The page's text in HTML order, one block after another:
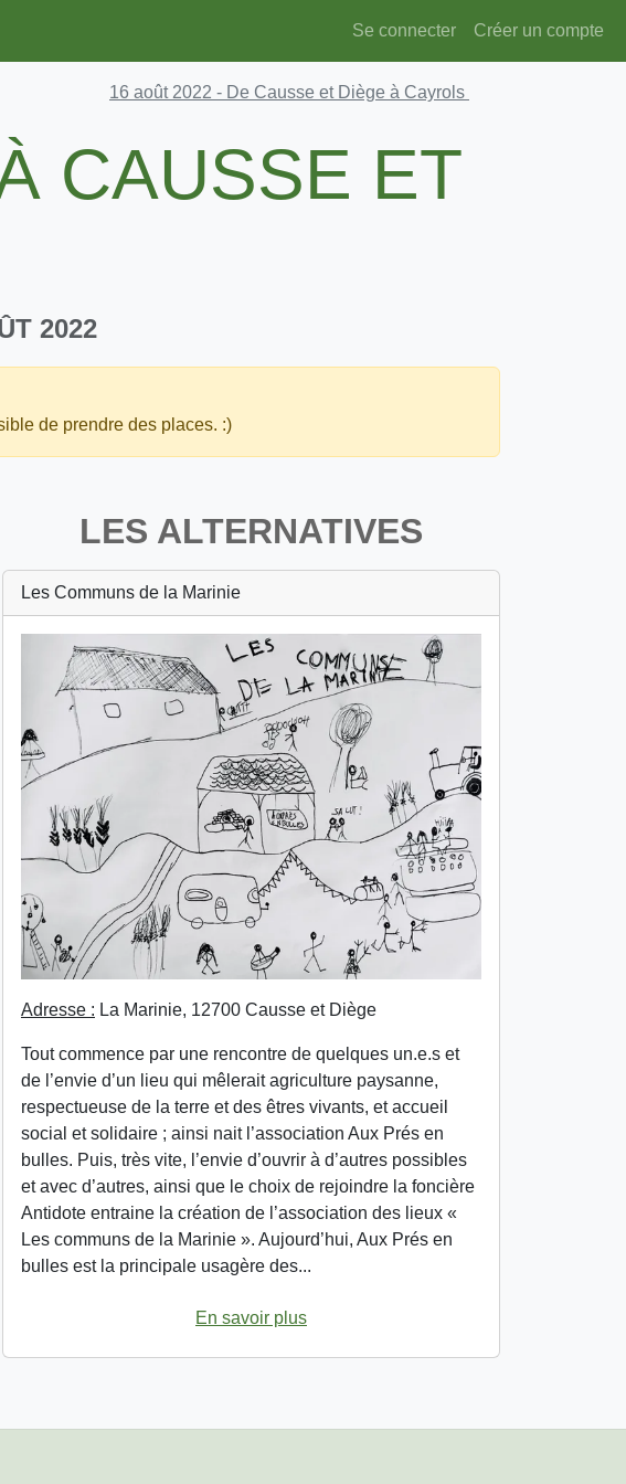
Se connecter Créer un compte
16 août 2022 - De Causse et Diège à Cayrols
CAUSSE ET
2022
de prendre des places. :)
LES ALTERNATIVES
Les Communs de la Marinie
Adresse : La Marinie, 12700 Causse et Diège
Tout commence par une rencontre de quelques un.e.s et
de l’envie d’un lieu qui mêlerait agriculture paysanne,
respectueuse de la terre et des êtres vivants, et accueil
social et solidaire ; ainsi nait l’association Aux Prés en
bulles. Puis, très vite, l’envie d’ouvrir à d’autres possibles
et avec d’autres, ainsi que le choix de rejoindre la foncière
Antidote entraine la création de l’association des lieux «
Les communs de la Marinie ». Aujourd’hui, Aux Prés en
bulles est la principale usagère des...
En savoir plus